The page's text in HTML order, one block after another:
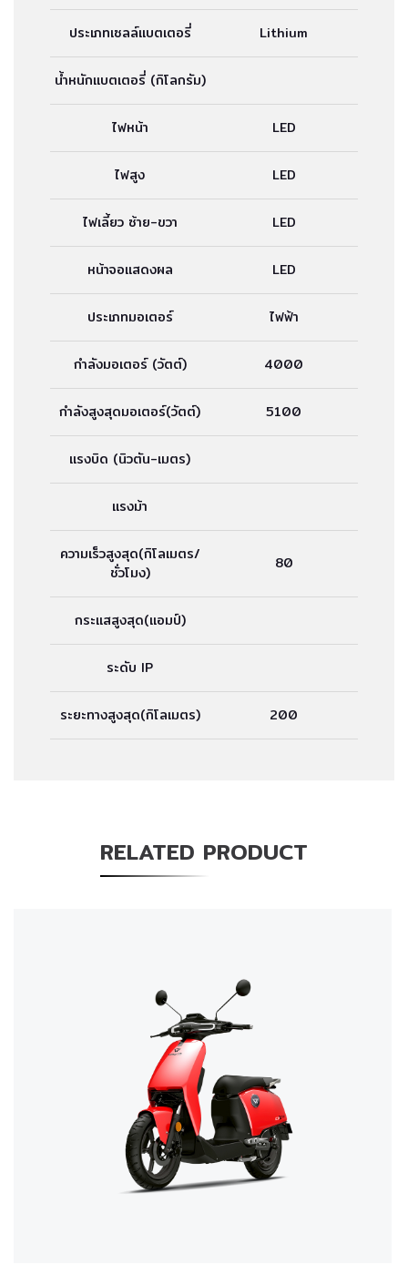
ประเภทเซลล์แบตเตอรี่ Lithium
น้ำหนักแบตเตอรี่ (กิโลกรัม)
ไฟหน้า LED
ไฟสูง LED
ไฟเลี้ยว ซ้าย-ขวา LED
หน้าจอแสดงผล LED
ประเภทมอเตอร์ ไฟฟ้า
กำลังมอเตอร์ (วัตต์) 4000
กำลังสูงสุดมอเตอร์(วัตต์) 5100
แรงบิด (นิวตัน-เมตร)
แรงม้า
ความเร็วสูงสุด(กิโลเมตร/
ชั่วโมง)
80
กระแสสูงสุด(แอมป์)
ระดับ IP
ระยะทางสูงสุด(กิโลเมตร) 200
RELATED PRODUCT